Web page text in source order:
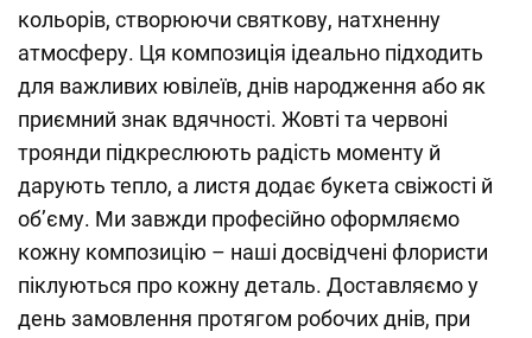
кольорів, створюючи святкову, натхненну
атмосферу. Ця композиція ідеально підходить
для важливих ювілеїв, днів народження або як
приємний знак вдячності. Жовті та червоні
троянди підкреслюють радість моменту й
дарують тепло, а листя додає букета свіжості й
об’єму. Ми завжди професійно оформляємо
кожну композицію – наші досвідчені флористи
піклуються про кожну деталь. Доставляємо у
день замовлення протягом робочих днів, при